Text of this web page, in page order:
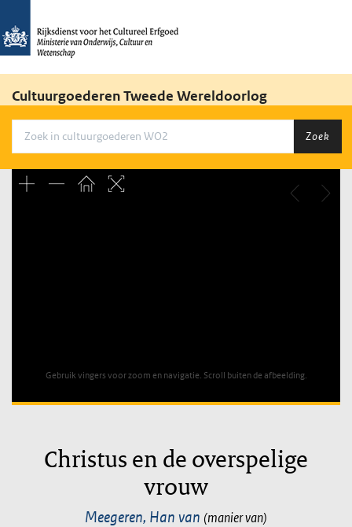
Cultuurgoederen Tweede Wereldoorlog
Zoek
Gebruik vingers voor zoom en navigatie. Scroll buiten de afbeelding.
Christus en de overspelige
vrouw
Meegeren, Han van (manier van)